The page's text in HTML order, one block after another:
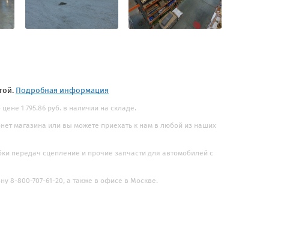
Подробная информация
1 795.86 руб. в наличии на складе.
магазина или вы можете приехать к нам в любой из наших
передач сцепление и прочие запчасти для автомобилей с
8-800-707-61-20, а также в офисе в Москве.